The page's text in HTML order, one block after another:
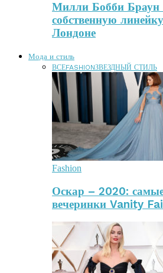
Милли Бобби Браун
собственную
Лондоне
Мода и стиль
ВСЕFASHIONЗВЕЗДНЫЙ СТИЛЬ
Fashion
Оскар – 2020:
вечеринки Vanity